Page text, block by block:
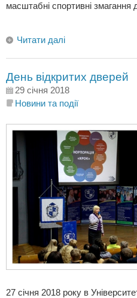
масштабні спортивні змагання
Читати далі
День відкритих дверей
29 січня 2018
Новини та події
27 січня 2018 року в